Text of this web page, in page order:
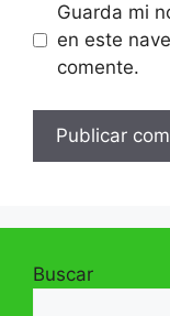
Guarda mi
en este
comente.
Buscar